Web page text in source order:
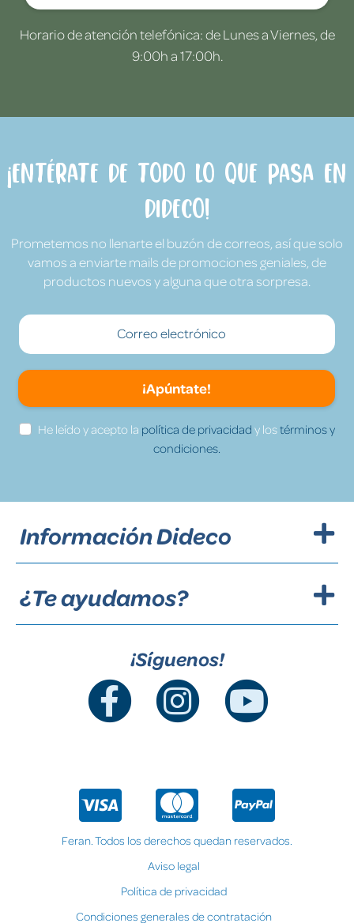
Horario de atención telefónica: de Lunes a Viernes, de
9:00h a 17:00h.
¡Entérate de todo lo que pasa en
Dideco!
Prometemos no llenarte el buzón de correos, así que solo
vamos a enviarte mails de promociones geniales, de
productos nuevos y alguna que otra sorpresa.
¡Apúntate!
He leído y acepto la política de privacidad y lostérminos y
condiciones.
Información Dideco
¿Te ayudamos?
¡Síguenos!
Feran. Todos los derechos quedan reservados.
Aviso legal
Política de privacidad
Condiciones generales de contratación